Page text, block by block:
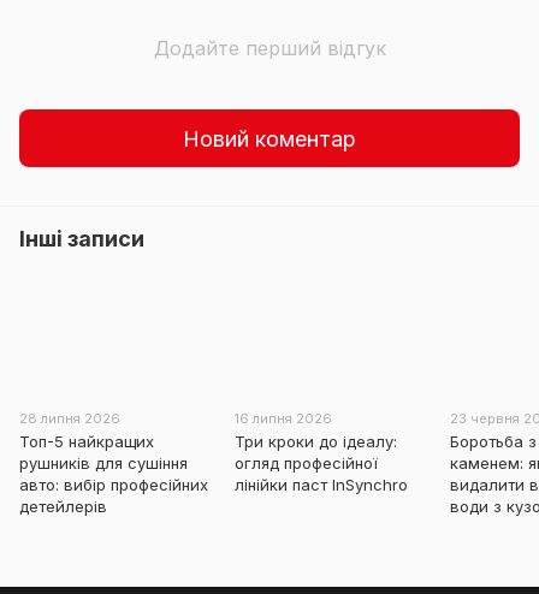
Додайте перший відгук
Новий коментар
Інші записи
28 липня 2026
Топ-5 найкращих
рушників для сушіння
авто: вибір професійних
детейлерів
16 липня 2026
Три кроки до ідеалу:
огляд професійної
лінійки паст InSynchro
23 червня
Боротьба
каменем:
видалити
води з